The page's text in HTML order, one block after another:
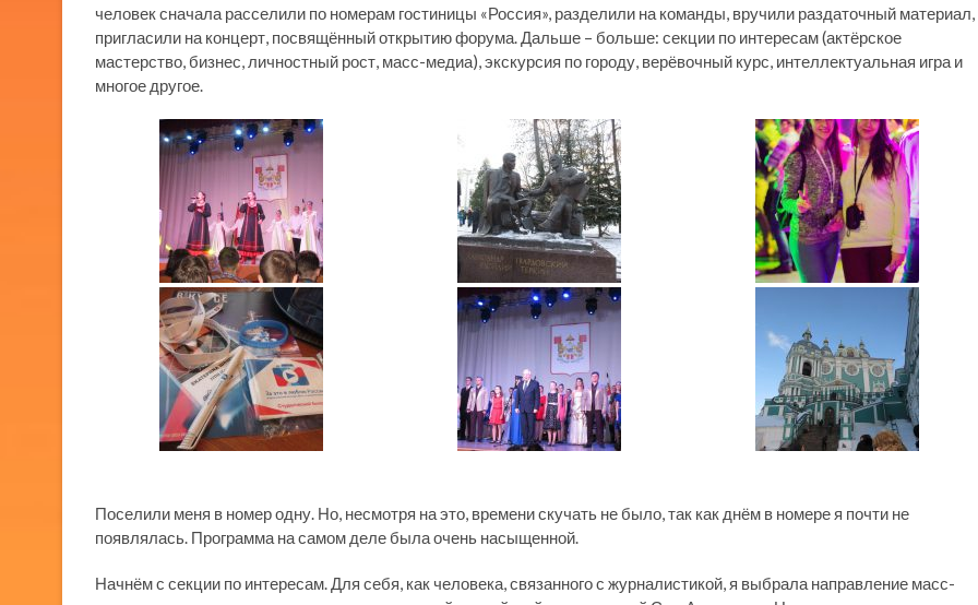
человек сначала расселили по номерам гостиницы «Россия», разделили на команды, вручили раздаточный материал,
пригласили на концерт, посвящённый открытию форума. Дальше – больше: секции по интересам (актёрское
мастерство, бизнес, личностный рост, масс-медиа), экскурсия по городу, верёвочный курс, интеллектуальная игра и
многое другое.
Поселили меня в номер одну. Но, несмотря на это, времени скучать не было, так как днём в номере я почти не
появлялась. Программа на самом деле была очень насыщенной.
Начнём с секции по интересам. Для себя, как человека, связанного с журналистикой, я выбрала направление масс-